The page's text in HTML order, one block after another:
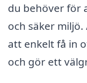
du behöver för
och säker
att enkelt få in
och gör ett